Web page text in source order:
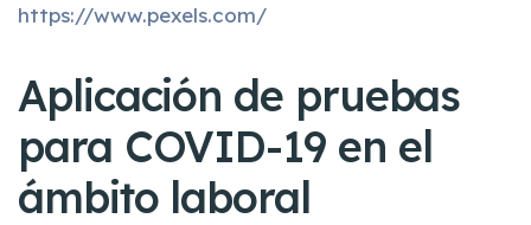
https://www.pexels.com/
Aplicación de pruebas
para COVID-19 en el
ámbito laboral